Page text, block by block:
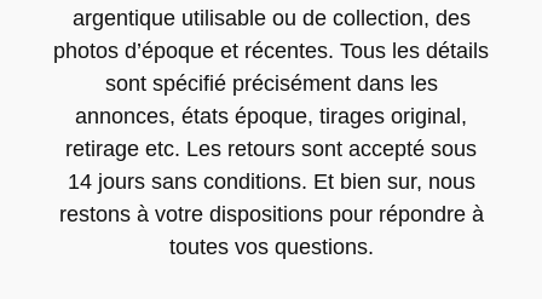
h
argentique utilisable ou de collection, des
photos d’époque et récentes. Tous les détails
sont spécifié précisément dans les
annonces, états époque, tirages original,
retirage etc. Les retours sont accepté sous
14 jours sans conditions. Et bien sur, nous
restons à votre dispositions pour répondre à
toutes vos questions.